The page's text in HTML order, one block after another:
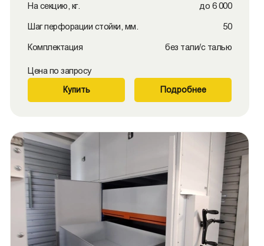
На секцию, кг. до 6 000
Шаг перфорации стойки, мм. 50
Комплектация без тали/с талью
Цена по запросу
Купить Подробнее